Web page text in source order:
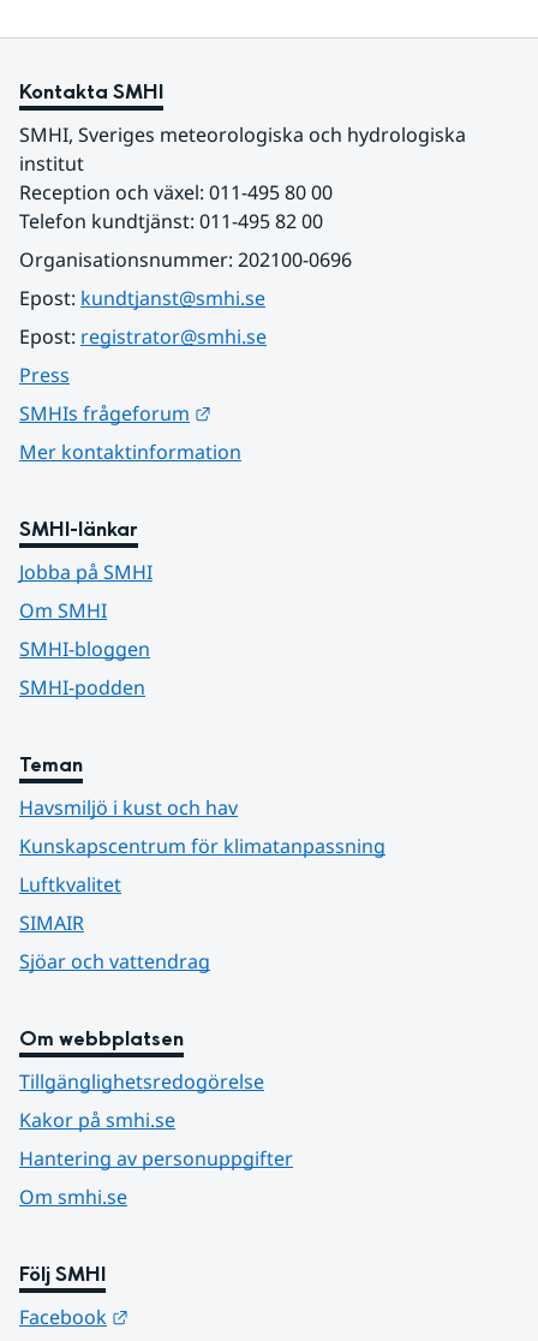
Kontakta SMHI
SMHI, Sveriges meteorologiska och hydrologiska
institut
Reception och växel: 011-495 80 00
Telefon kundtjänst: 011-495 82 00
Organisationsnummer: 202100-0696
Epost: kundtjanst@smhi.se
Epost: registrator@smhi.se
Press
SMHIs frågeforum
Mer kontaktinformation
SMHI-länkar
Jobba på SMHI
Om SMHI
SMHI-bloggen
SMHI-podden
Teman
Havsmiljö i kust och hav
Kunskapscentrum för klimatanpassning
Luftkvalitet
SIMAIR
Sjöar och vattendrag
Om webbplatsen
Tillgänglighetsredogörelse
Kakor på smhi.se
Hantering av personuppgifter
Om smhi.se
Följ SMHI
Facebook